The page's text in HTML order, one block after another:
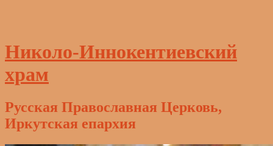
Николо-Иннокентиевский
храм
Русская Православная Церковь,
Иркутская епархия